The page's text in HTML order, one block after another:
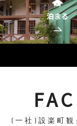
泊まる
(一社)設楽町